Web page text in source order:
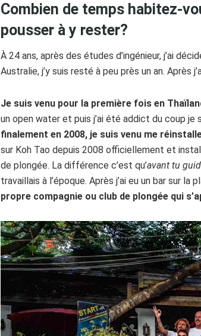
Combien de temps habitez-
pousser à y rester?
À 24 ans, après des études d’ingénieur, j’ai
Australie, j’y suis resté à peu près un an. Après
Je suis venu pour la première fois en
un open water et puis j’ai été addict du coup
finalement en 2008, je suis venu me
sur Koh Tao depuis 2008 officiellement et
de plongée. La différence c’est qu’avant tu
travaillais à l’époque. Après j’ai eu un bar sur
propre compagnie ou club de plongée qui